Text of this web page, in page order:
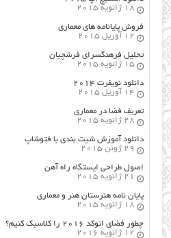
18 ژانویه 2015
فروش پایانامه های معماری
12 آوریل 2015
تحلیل فرهنگسرای فرشچیان
15 ژانویه 2015
دانلود نویفرت ۲۰۱۴
14 آوریل 2015
تعریف فضا در معماری
28 ژانویه 2015
دانلود آموزش شیت بندی با فتوشاپ
29 ژوئن 2015
اصول طراحي ایستگاه راه آهن
21 ژانویه 2015
پایان نامه هنرستان هنر و معماري
18 ژانویه 2015
چطور فضای اتوکد ۲۰۱۶ را کلاسیک کنیم؟
12 ژانویه 2016